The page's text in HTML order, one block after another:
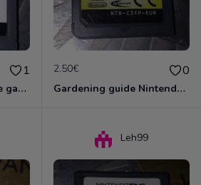
1
Mario sonic olympique games Nintendo ds
2.50€ 0
Gardening guide Nintendo ds
Leh99